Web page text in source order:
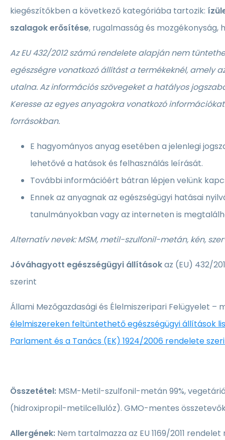
kiegészítőkben a következő kategóriába tartozik:
szalagok erősítése, rugalmasság és mozgékonyság,
Az EU 432/2012 számú rendelete alapján nem
egészségre vonatkozó állítást a termékeknél, amely
utalna. Az információs szövegeket a hatályos
Keresse az egyes anyagokra vonatkozó
forrásokban.
E hagyományos anyag esetében a jelenlegi
lehetővé a hatások és felhasználás leírását.
További információért bátran lépjen velünk
Ennek az anyagnak az egészségügyi hatásai
tanulmányokban vagy az interneten is
Alternatív nevek: MSM, metil-szulfonil-metán, kén,
Jóváhagyott egészségügyi állításokaz (EU) 432/
szerint
Állami Mezőgazdasági és Élelmiszeripari Felügyelet –
élelmiszereken feltüntethető egészségügyi állítások
Parlament és a Tanács (EK) 1924/2006 rendelete
Összetétel: MSM-Metil-szulfonil-metán 99%,
(hidroxipropil-metilcellulóz). GMO-mentes
Allergének: Nem tartalmazza az EU 1169/2011